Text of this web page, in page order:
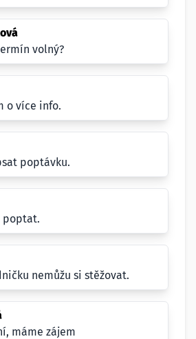
volný?
o více info.
poptávku.
poptat.
nemůžu si stěžovat.
máme zájem